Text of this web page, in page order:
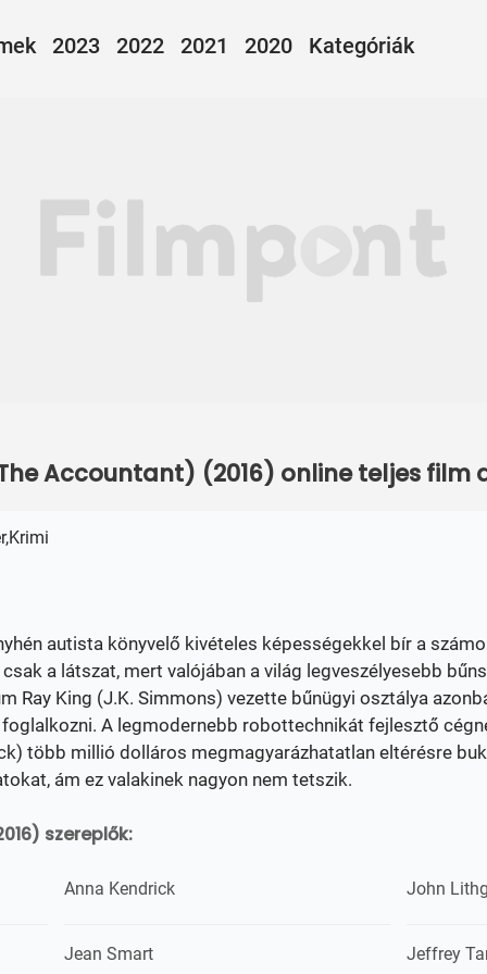
2023 2022 2021 2020 Kategóriák
Accountant) (2016) online teljes
autista könyvelő kivételes képességekkel bír a
a látszat, mert valójában a világ legveszélyesebb
Ray King (J.K. Simmons) vezette bűnügyi osztálya
A legmodernebb robottechnikát fejlesztő
több millió dolláros megmagyarázhatatlan eltérésre
ám ez valakinek nagyon nem tetszik.
szereplők:
Anna Kendrick John
Jean Smart Jeffrey